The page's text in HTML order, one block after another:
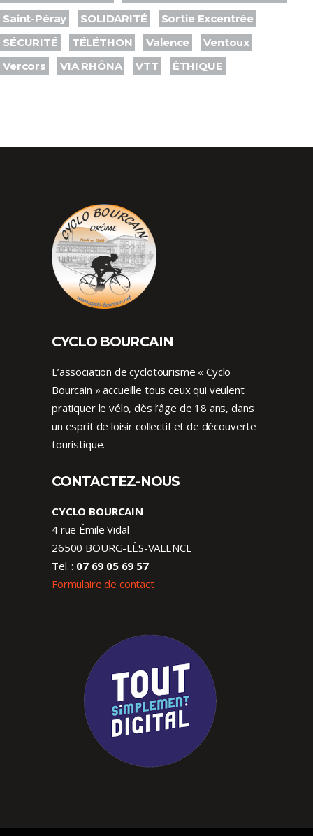
Saint-Péray
SOLIDARITÉ
Sortie Excentrée
SÉCURITÉ
TÉLÉTHON Valence
Ventoux
Vercors
VIA RHÔNA VTT ÉTHIQUE
CYCLO BOURCAIN
L’association de cyclotourisme « Cyclo
Bourcain » accueille tous ceux qui veulent
pratiquer le vélo, dès l’âge de 18 ans, dans
un esprit de loisir collectif et de découverte
touristique.
CONTACTEZ-NOUS
CYCLO BOURCAIN
4 rue Émile Vidal
26500 BOURG-LÈS-VALENCE
Tel. : 07 69 05 69 57
Formulaire de contact